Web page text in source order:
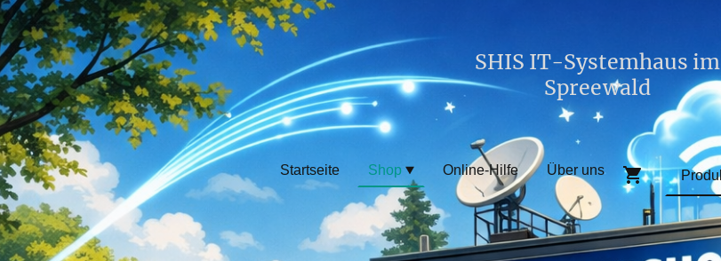
SHIS IT-Systemhaus im
Spreewald
Startseite Shop Online-Hilfe Über uns